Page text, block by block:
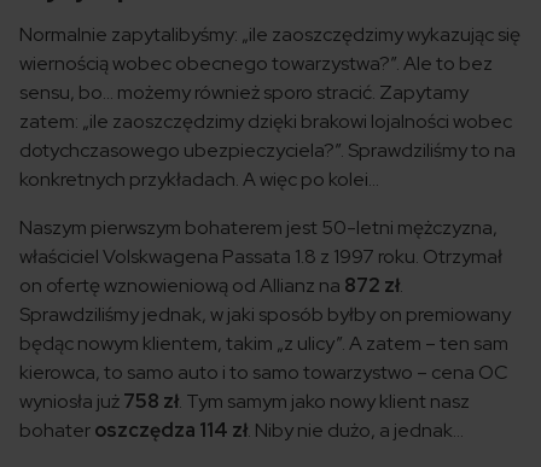
Normalnie zapytalibyśmy: „ile zaoszczędzimy wykazując się
wiernością wobec obecnego towarzystwa?”. Ale to bez
sensu, bo… możemy również sporo stracić. Zapytamy
zatem: „ile zaoszczędzimy dzięki brakowi lojalności wobec
dotychczasowego ubezpieczyciela?”. Sprawdziliśmy to na
konkretnych przykładach. A więc po kolei…
Naszym pierwszym bohaterem jest 50-letni mężczyzna,
właściciel Volskwagena Passata 1.8 z 1997 roku. Otrzymał
on ofertę wznowieniową od Allianz na 872 zł.
Sprawdziliśmy jednak, w jaki sposób byłby on premiowany
będąc nowym klientem, takim „z ulicy”. A zatem – ten sam
kierowca, to samo auto i to samo towarzystwo – cena OC
wyniosła już758 zł. Tym samym jako nowy klient nasz
bohateroszczędza 114 zł. Niby nie dużo, a jednak…